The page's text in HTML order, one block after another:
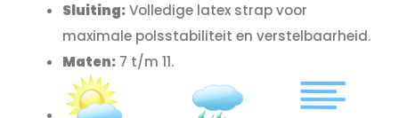
Sluiting:Volledige latex strap voor
maximale polsstabiliteit en verstelbaarheid.
Maten: 7 t/m 11.